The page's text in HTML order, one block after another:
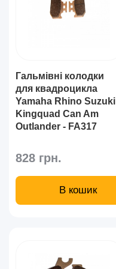
Гальмівні колодки
для квадроцикла
Yamaha Rhino Suzuki
Kingquad Can Am
Outlander - FA317
828 грн.
В кошик